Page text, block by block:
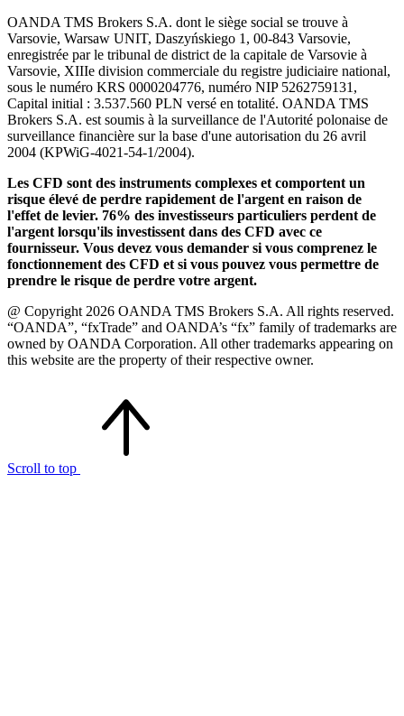
OANDA TMS Brokers S.A. dont le siège social se trouve à
Varsovie, Warsaw UNIT, Daszyńskiego 1, 00-843 Varsovie,
enregistrée par le tribunal de district de la capitale de Varsovie à
Varsovie, XIIIe division commerciale du registre judiciaire national,
sous le numéro KRS 0000204776, numéro NIP 5262759131,
Capital initial : 3.537.560 PLN versé en totalité. OANDA TMS
Brokers S.A. est soumis à la surveillance de l'Autorité polonaise de
surveillance financière sur la base d'une autorisation du 26 avril
2004 (KPWiG-4021-54-1/2004).
Les CFD sont des instruments complexes et comportent un
risque élevé de perdre rapidement de l'argent en raison de
l'effet de levier. 76% des investisseurs particuliers perdent de
l'argent lorsqu'ils investissent dans des CFD avec ce
fournisseur. Vous devez vous demander si vous comprenez le
fonctionnement des CFD et si vous pouvez vous permettre de
prendre le risque de perdre votre argent.
@ Copyright 2026 OANDA TMS Brokers S.A. All rights reserved.
“OANDA”, “fxTrade” and OANDA’s “fx” family of trademarks are
owned by OANDA Corporation. All other trademarks appearing on
this website are the property of their respective owner.
Scroll to top